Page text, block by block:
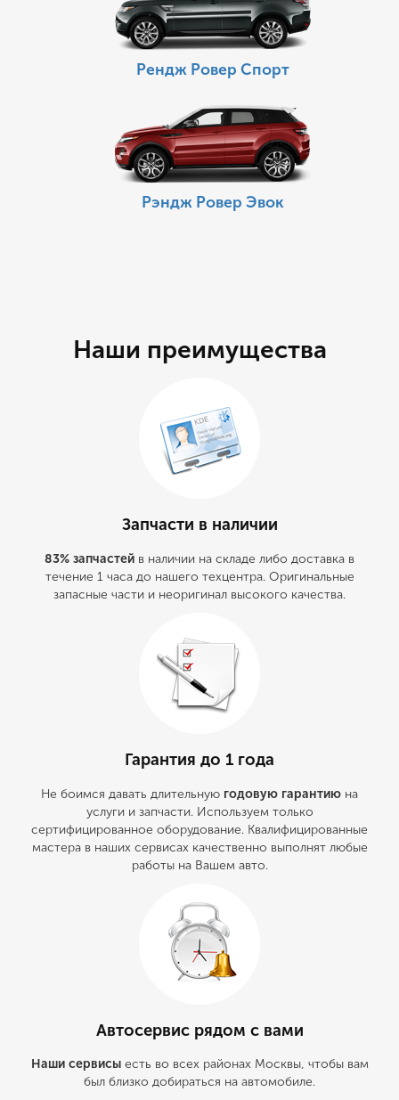
Рендж Ровер Спорт
Рэндж Ровер Эвок
Наши преимущества
Запчасти в наличии
83% запчастей в наличии на складе либо доставка в
течение 1 часа до нашего техцентра. Оригинальные
запасные части и неоригинал высокого качества.
Гарантия до 1 года
Не боимся давать длительную годовую гарантию на
услуги и запчасти. Используем только
сертифицированное оборудование. Квалифицированные
мастера в наших сервисах качественно выполнят любые
работы на Вашем авто.
Автосервис рядом с вами
Наши сервисы есть во всех районах Москвы, чтобы вам
был близко добираться на автомобиле.